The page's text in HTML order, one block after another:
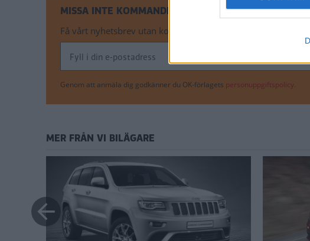
MISSA INTE KOMMANDE ARTIKLAR OM JEEP
Få vårt nyhetsbrev utan kostnad
Genom att anmäla dig godkänner du OK-förlagets personuppgiftspolicy.
MER FRÅN VI BILÄGARE